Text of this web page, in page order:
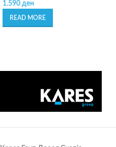
1.590 ден
READ MORE